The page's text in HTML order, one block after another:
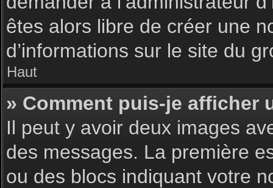
êtes alors libre de créer une
d’informations sur le site du
Haut
» Comment puis-je afficher
Il peut y avoir deux images
des messages. La première
ou des blocs indiquant votre